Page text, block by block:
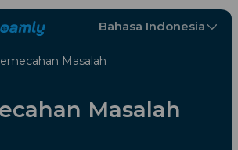
Bahasa Indonesia
Masalah
Masalah